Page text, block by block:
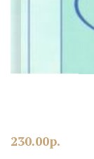
230.00р.